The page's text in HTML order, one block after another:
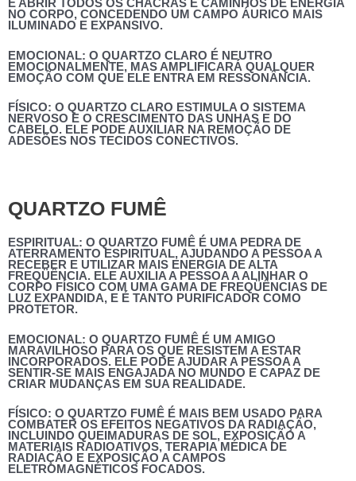
E ABRIR TODOS OS CHACRAS E CAMINHOS DE ENERGIA
NO CORPO, CONCEDENDO UM CAMPO ÁURICO MAIS
ILUMINADO E EXPANSIVO.
EMOCIONAL: O QUARTZO CLARO É NEUTRO
EMOCIONALMENTE, MAS AMPLIFICARÁ QUALQUER
EMOÇÃO COM QUE ELE ENTRA EM RESSONÂNCIA.
FÍSICO: O QUARTZO CLARO ESTIMULA O SISTEMA
NERVOSO E O CRESCIMENTO DAS UNHAS E DO
CABELO. ELE PODE AUXILIAR NA REMOÇÃO DE
ADESÕES NOS TECIDOS CONECTIVOS.
QUARTZO FUMÊ
ESPIRITUAL: O QUARTZO FUMÊ É UMA PEDRA DE
ATERRAMENTO ESPIRITUAL, AJUDANDO A PESSOA A
RECEBER E UTILIZAR MAIS ENERGIA DE ALTA
FREQÜÊNCIA. ELE AUXILIA A PESSOA A ALINHAR O
CORPO FÍSICO COM UMA GAMA DE FREQÜÊNCIAS DE
LUZ EXPANDIDA, E É TANTO PURIFICADOR COMO
PROTETOR.
EMOCIONAL: O QUARTZO FUMÊ É UM AMIGO
MARAVILHOSO PARA OS QUE RESISTEM A ESTAR
INCORPORADOS. ELE PODE AJUDAR A PESSOA A
SENTIR-SE MAIS ENGAJADA NO MUNDO E CAPAZ DE
CRIAR MUDANÇAS EM SUA REALIDADE.
FÍSICO: O QUARTZO FUMÊ É MAIS BEM USADO PARA
COMBATER OS EFEITOS NEGATIVOS DA RADIAÇÃO,
INCLUINDO QUEIMADURAS DE SOL, EXPOSIÇÃO A
MATERIAIS RADIOATIVOS, TERAPIA MÉDICA DE
RADIAÇÃO E EXPOSIÇÃO A CAMPOS
ELETROMAGNÉTICOS FOCADOS.